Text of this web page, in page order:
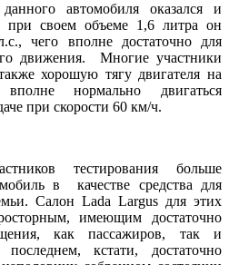
автомобиля оказался и
при своем объеме 1,6 литра он
чего вполне достаточно для
движения. Многие участники
хорошую тягу двигателя на
нормально двигаться
при скорости 60 км/ч.
тестирования больше
в качестве средства для
Салон Lada Largus для этих
имеющим достаточно
как пассажиров, так и
кстати, достаточно